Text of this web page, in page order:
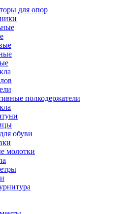
для опор
полкодержатели
обуви
молотки